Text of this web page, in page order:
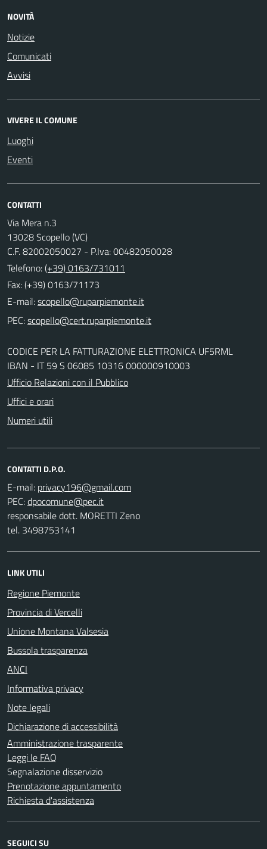
NOVITÀ
Notizie
Comunicati
Avvisi
VIVERE IL COMUNE
Luoghi
Eventi
CONTATTI
Via Mera n.3
13028 Scopello (VC)
C.F. 82002050027 - P.Iva: 00482050028
Telefono:(+39) 0163/731011
Fax: (+39) 0163/71173
E-mail:
PEC:
CODICE PER LA FATTURAZIONE ELETTRONICA UF5RML
IBAN - IT 59 S 06085 10316 000000910003
Ufficio Relazioni con il Pubblico
Uffici e orari
Numeri utili
CONTATTI D.P.O.
E-mail:
PEC:
responsabile dott. MORETTI Zeno
tel. 3498753141
LINK UTILI
Regione Piemonte
Provincia di Vercelli
Unione Montana Valsesia
Bussola trasparenza
ANCI
Informativa privacy
Note legali
Dichiarazione di accessibilità
Amministrazione trasparente
Leggi le FAQ
Segnalazione disservizio
Prenotazione appuntamento
Richiesta d'assistenza
SEGUICI SU